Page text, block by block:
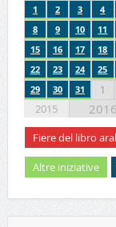
1 2 3 4
8
9 10 11
15
16 17 18
22
23 24 25
29
30 31 1
2015 2016
Fiere del libro
Altre iniziative